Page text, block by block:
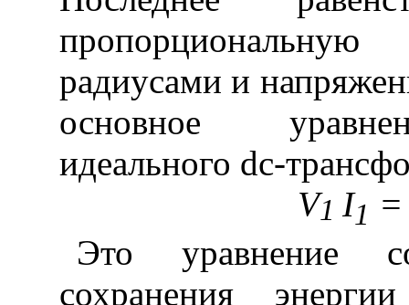
радиусами и
основное
идеального dc-
V1I1
Это уравнение
сохранения